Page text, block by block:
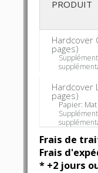
PRODUIT
Hardcover
pages)
Hardcover
pages)
Papier: Mat
Frais de
Frais
* +2 jours